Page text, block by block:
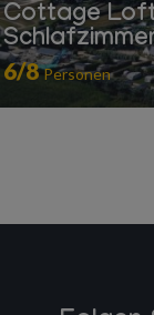
Cottage
6/8Personen